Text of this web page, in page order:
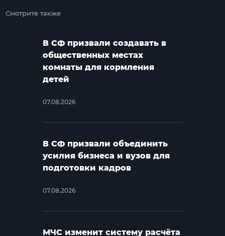
Смотрите также
В СФ призвали создавать в
общественных местах
комнаты для кормления
детей
07.08.2026
В СФ призвали объединить
усилия бизнеса и вузов для
подготовки кадров
07.08.2026
МЧС изменит систему расчёта